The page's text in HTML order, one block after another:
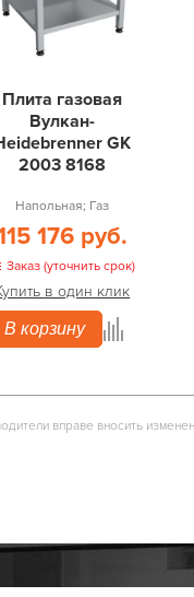
Плита газовая
Вулкан-
GK
2003 8168
Напольная; Газ
176 руб.
Заказ (уточнить срок)
в один клик
В корзину
вправе вносить